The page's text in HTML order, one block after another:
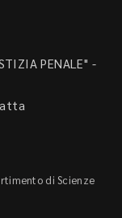
PENALE" -
di Scienze